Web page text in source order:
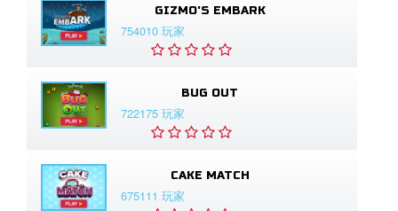
GIZMO'S EMBARK
754010 玩家
BUG OUT
722175 玩家
CAKE MATCH
675111 玩家